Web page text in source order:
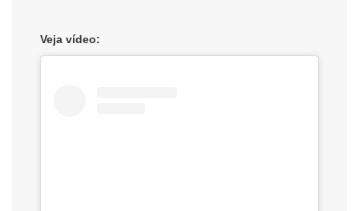
Veja vídeo: